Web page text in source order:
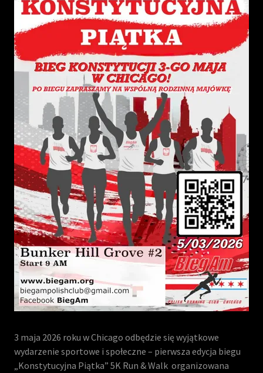
3 maja 2026 roku w Chicago odbędzie się wyjątkowe
wydarzenie sportowe i społeczne – pierwsza edycja biegu
„Konstytucyjna Piątka” 5K Run & Walk organizowana